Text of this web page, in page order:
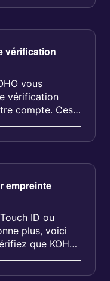
vérification
vous
vérification
compte. Ces
empreinte
ID ou
plus, voici
que KOHO